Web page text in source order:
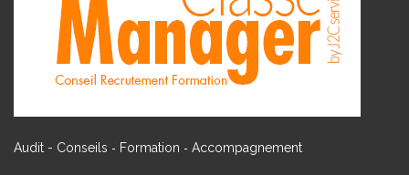
Audit - Conseils - Formation - Accompagnement